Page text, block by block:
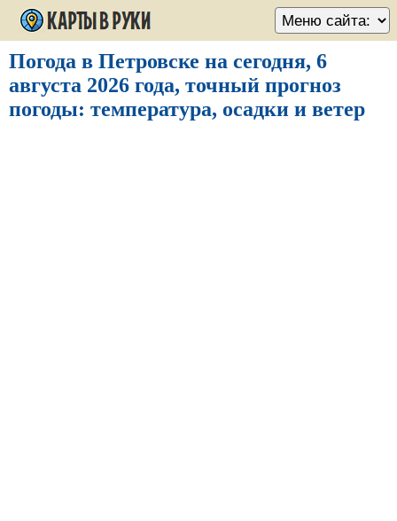
Погода в Петровске на сегодня, 6
августа 2026 года, точный прогноз
погоды: температура, осадки и ветер